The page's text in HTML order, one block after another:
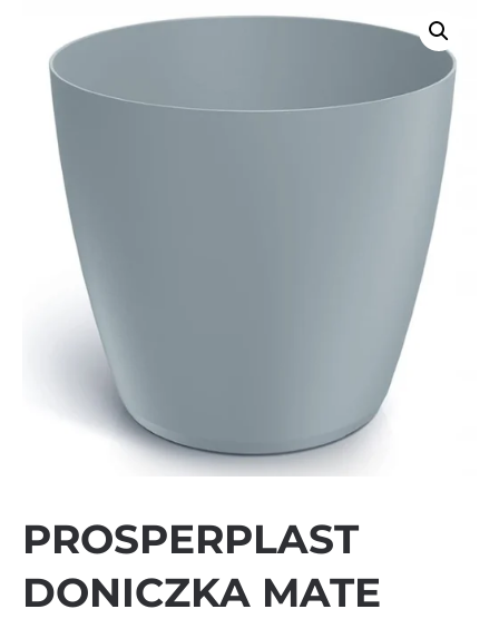
PROSPERPLAST
DONICZKA MATE